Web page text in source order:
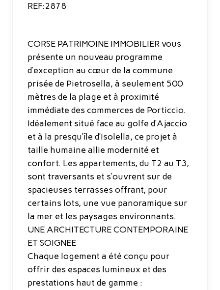
REF:2878
CORSE PATRIMOINE IMMOBILIER vous
présente un nouveau programme
d’exception au cœur de la commune
prisée de Pietrosella, à seulement 500
mètres de la plage et à proximité
immédiate des commerces de Porticcio.
Idéalement situé face au golfe d’Ajaccio
et à la presqu’île d’Isolella, ce projet à
taille humaine allie modernité et
confort. Les appartements, du T2 au T3,
sont traversants et s’ouvrent sur de
spacieuses terrasses offrant, pour
certains lots, une vue panoramique sur
la mer et les paysages environnants.
UNE ARCHITECTURE CONTEMPORAINE
ET SOIGNEE
Chaque logement a été conçu pour
offrir des espaces lumineux et des
prestations haut de gamme :